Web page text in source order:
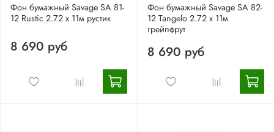
Фон бумажный Savage SA 81-
12 Rustic 2.72 x 11м рустик
8 690 руб
Фон бумажный Savage SA 82-
12 Tangelo 2.72 x 11м
грейпфрут
8 690 руб